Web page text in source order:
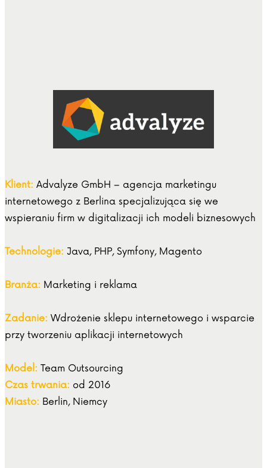
Klient: Advalyze GmbH – agencja marketingu
internetowego z Berlina specjalizująca się we
wspieraniu firm w digitalizacji ich modeli biznesowych
Technologie: Java, PHP, Symfony, Magento
Branża: Marketing i reklama
Zadanie: Wdrożenie sklepu internetowego i wsparcie
przy tworzeniu aplikacji internetowych
Model: Team Outsourcing
Czas trwania: od 2016
Miasto: Berlin, Niemcy